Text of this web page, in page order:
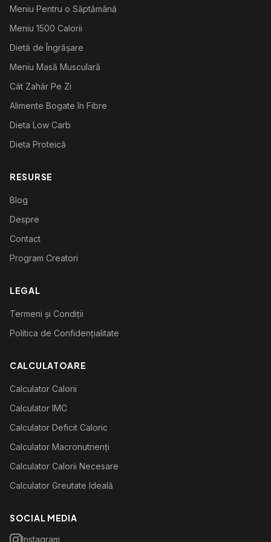
Meniu Pentru o Săptămână
Meniu 1500 Calorii
Dietă de Îngrășare
Meniu Masă Musculară
Cât Zahăr Pe Zi
Alimente Bogate în Fibre
Dieta Low Carb
Dieta Proteică
RESURSE
Blog
Despre
Contact
Program Creatori
LEGAL
Termeni și Condiții
Politica de Confidențialitate
CALCULATOARE
Calculator Calorii
Calculator IMC
Calculator Deficit Caloric
Calculator Macronutrienți
Calculator Calorii Necesare
Calculator Greutate Ideală
SOCIAL MEDIA
Instagram